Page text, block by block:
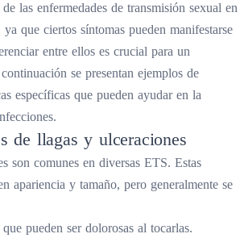
las enfermedades de transmisión sexual en
que ciertos síntomas pueden manifestarse
entre ellos es crucial para un
se presentan ejemplos de
específicas que pueden ayudar en la
de llagas y ulceraciones
son comunes en diversas ETS. Estas
apariencia y tamaño, pero generalmente se
pueden ser dolorosas al tocarlas.